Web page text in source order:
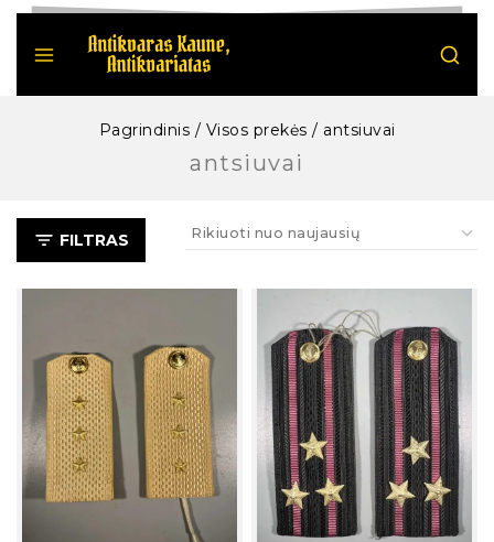
Pagrindinis / Visos prekės / antsiuvai
antsiuvai
FILTRAS